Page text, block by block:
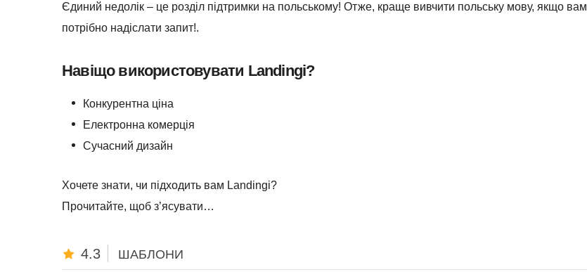
Єдиний недолік – це розділ підтримки на польському! Отже, краще вивчити польську мову, якщо вам
потрібно надіслати запит!.
Навіщо використовувати Landingi?
Конкурентна ціна
Електронна комерція
Сучасний дизайн
Хочете знати, чи підходить вам Landingi?
Прочитайте, щоб з’ясувати…
4.3 ШАБЛОНИ